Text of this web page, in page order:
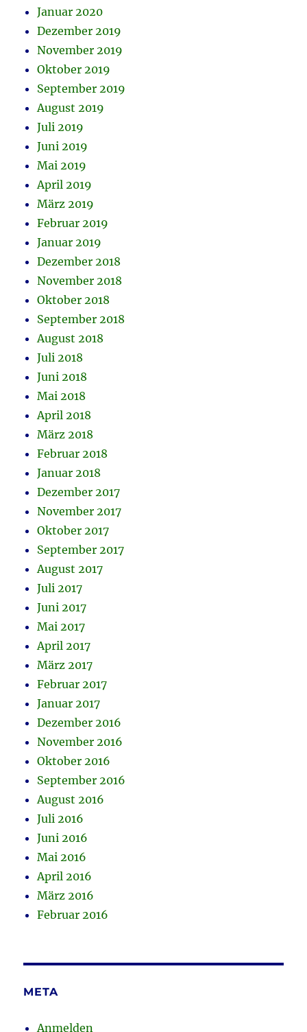
Januar 2020
Dezember 2019
November 2019
Oktober 2019
September 2019
August 2019
Juli 2019
Juni 2019
Mai 2019
April 2019
März 2019
Februar 2019
Januar 2019
Dezember 2018
November 2018
Oktober 2018
September 2018
August 2018
Juli 2018
Juni 2018
Mai 2018
April 2018
März 2018
Februar 2018
Januar 2018
Dezember 2017
November 2017
Oktober 2017
September 2017
August 2017
Juli 2017
Juni 2017
Mai 2017
April 2017
März 2017
Februar 2017
Januar 2017
Dezember 2016
November 2016
Oktober 2016
September 2016
August 2016
Juli 2016
Juni 2016
Mai 2016
April 2016
März 2016
Februar 2016
META
Anmelden